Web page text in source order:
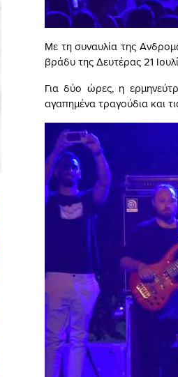
Με τη συναυλία της
βράδυ της Δευτέρας 21
Για δύο ώρες, η
αγαπημένα τραγούδια και